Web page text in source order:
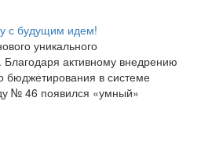
с будущим идем!
уникального
Благодаря активному внедрению
бюджетирования в системе
№ 46 появился «умный»